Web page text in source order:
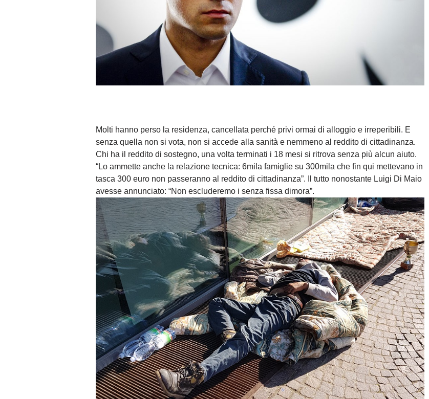
Molti hanno perso la residenza, cancellata perché privi ormai di alloggio e irreperibili. E
senza quella non si vota, non si accede alla sanità e nemmeno al reddito di cittadinanza.
Chi ha il reddito di sostegno, una volta terminati i 18 mesi si ritrova senza più alcun aiuto.
“Lo ammette anche la relazione tecnica: 6mila famiglie su 300mila che fin qui mettevano in
tasca 300 euro non passeranno al reddito di cittadinanza”. Il tutto nonostante Luigi Di Maio
avesse annunciato: “Non escluderemo i senza fissa dimora”.